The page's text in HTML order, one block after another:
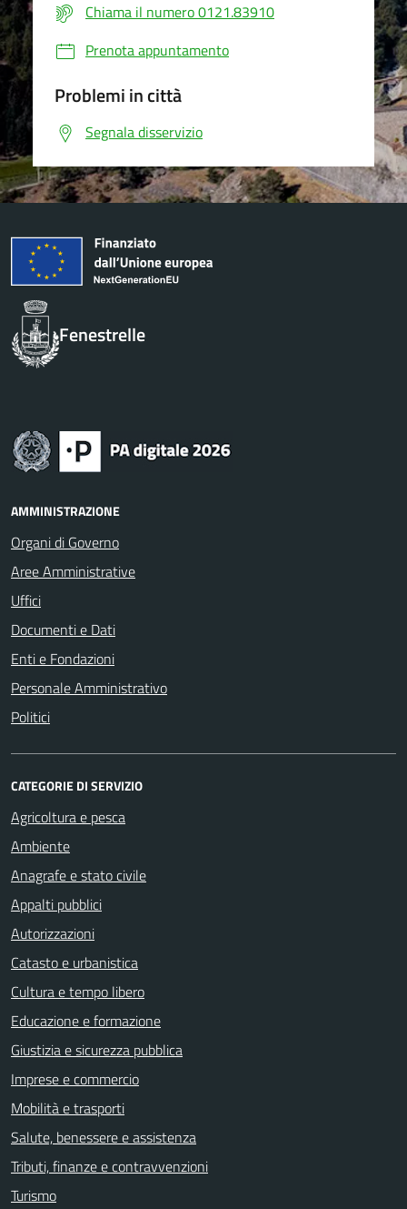
Chiama il numero 0121.83910
Prenota appuntamento
Problemi in città
Segnala disservizio
Fenestrelle
AMMINISTRAZIONE
Organi di Governo
Aree Amministrative
Uffici
Documenti e Dati
Enti e Fondazioni
Personale Amministrativo
Politici
CATEGORIE DI SERVIZIO
Agricoltura e pesca
Ambiente
Anagrafe e stato civile
Appalti pubblici
Autorizzazioni
Catasto e urbanistica
Cultura e tempo libero
Educazione e formazione
Giustizia e sicurezza pubblica
Imprese e commercio
Mobilità e trasporti
Salute, benessere e assistenza
Tributi, finanze e contravvenzioni
Turismo